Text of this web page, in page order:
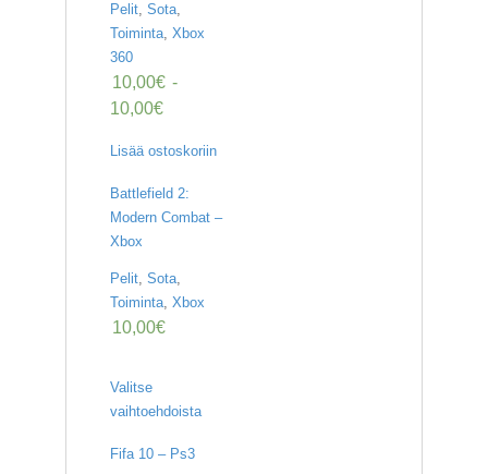
Pelit, Sota,
Toiminta, Xbox
360
10,00€ -
10,00€
Lisää ostoskoriin
Battlefield 2:
Modern Combat –
Xbox
Pelit, Sota,
Toiminta, Xbox
10,00€
Valitse
vaihtoehdoista
Fifa 10 – Ps3